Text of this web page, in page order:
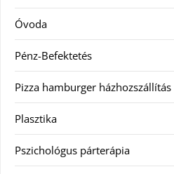
Óvoda
Pénz-Befektetés
Pizza hamburger házhozszállítás
Plasztika
Pszichológus párterápia